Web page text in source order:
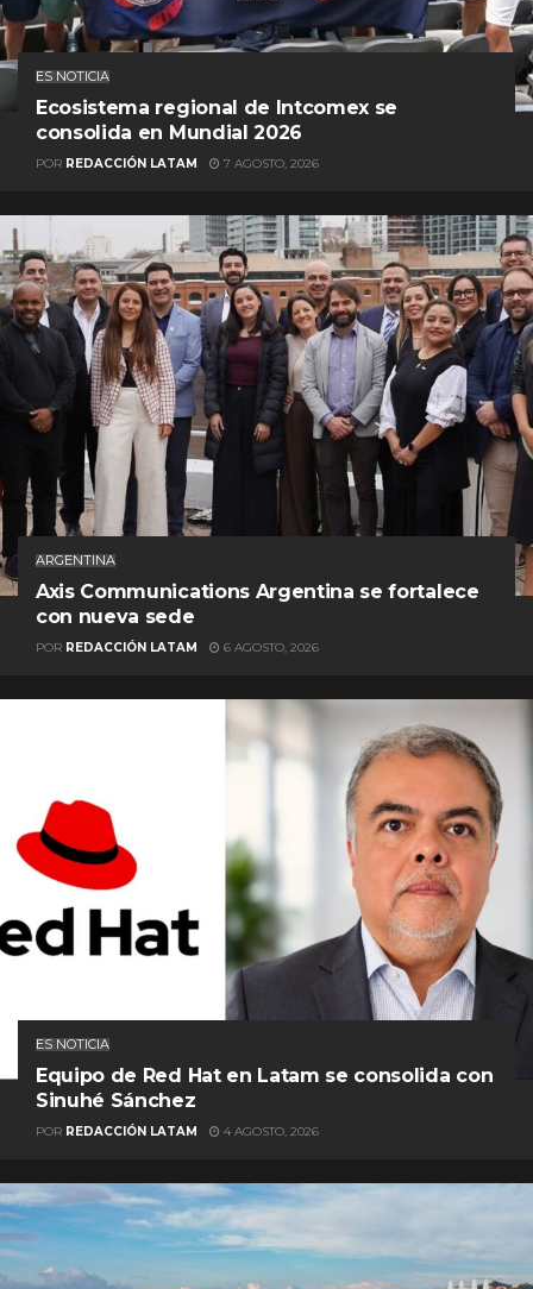
ES NOTICIA
Ecosistema regional de Intcomex se
consolida en Mundial 2026
POR REDACCIÓN LATAM 7 AGOSTO, 2026
ARGENTINA
Axis Communications Argentina se fortalece
con nueva sede
POR REDACCIÓN LATAM 6 AGOSTO, 2026
ES NOTICIA
Equipo de Red Hat en Latam se consolida con
Sinuhé Sánchez
POR REDACCIÓN LATAM 4 AGOSTO, 2026